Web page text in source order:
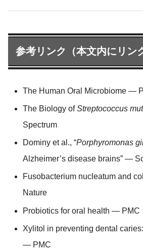
参考リンク（本文内にリン
The Human Oral Microbiome —
The Biology ofStreptococcus
Spectrum
Dominy et al., “Porphyromonas
Alzheimer’s disease brains” —
Fusobacterium nucleatum and
Nature
Probiotics for oral health — PMC
Xylitol in preventing dental
— PMC